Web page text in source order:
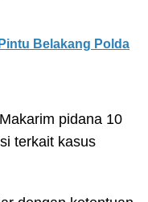
Belakang Polda
pidana 10
terkait kasus